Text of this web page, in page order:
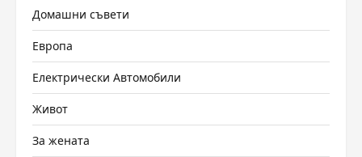
Домашни съвети
Европа
Електрически Автомобили
Живот
За жената